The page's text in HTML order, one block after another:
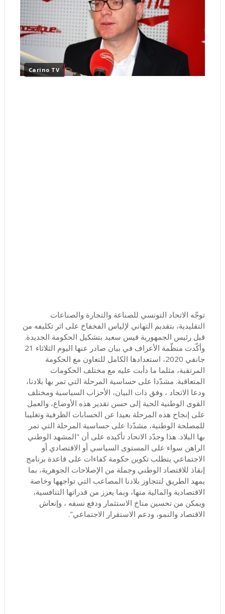
Carino TV
توجّه الاتحاد التونسي للصناعة والتجارة والصناعات
التقليدية، بتقديم التهاني لإلياس الفخفاخ على اثر تكليفه من
قبل رئيس الجمهورية قيس سعيد بتشكيل الحكومة الجديدة.
وأكّدت منظّمة الأعراف في بيان صادر عنها اليوم الثلاثاء 21
جانفي 2020، استعدادها الكامل للتعاون مع الحكومة
المرتقبة، مثلما ما دأبت عليه مع مختلف الحكومات
المتعاقبة. مشدّدا على حساسية المرحلة التي تمر بها بلادنا،
ودعا الاتحاد ، وفق ذات البيان، الأحزاب السياسية ومختلف
القوى الوطنية الحية إلى حسن تقدير هذه الأوضاع، والعمل
على إنجاح هذه المرحلة بعيدا عن الحسابات الظرفية وتغليبا
للمصلحة الوطنية، مشدّدا على حساسية المرحلة التي تمر
بها البلاد. هذا وجدّد الاتحاد تأكيده على أن "المشهد الوطني
الراهن سواء على المستوى السياسي أو الاقتصادي أو
الاجتماعي يتطلب تكوين حكومة كفاءات على قاعدة برنامج
إنقاذ للاقتصاد الوطني وجملة من الإصلاحات الجوهرية، بما
يمهد الطريق لتتجاوز بلادنا المصاعب التي تواجهها وخاصة
الاقتصادية والمالية منها، وبما يعزز من قدراتها التنافسية،
ويمكن من تحسين مناخ الاستثمار ودفع نسقه ، وإنعاش
الاقتصاد والنمو، ودعم الاستقرار الاجتماعي".